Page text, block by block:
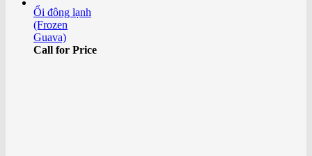
Ổi đông lạnh
(Frozen
Guava)
Call for Price